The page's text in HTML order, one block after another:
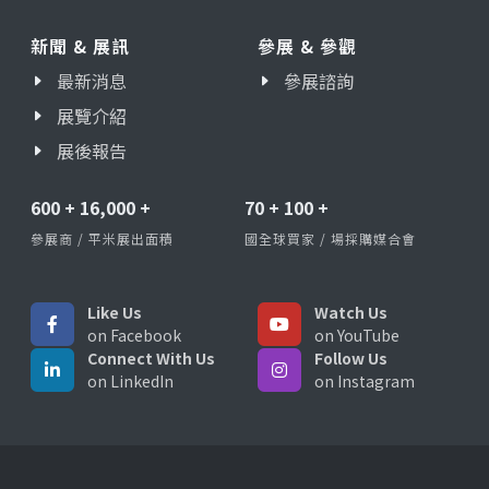
新聞 & 展訊
最新消息
展覽介紹
展後報告
參展 & 參觀
參展諮詢
600 + 16,000 +
參展商 / 平米展出面積
70 + 100 +
國全球買家 / 場採購媒合會
Like Us
on Facebook
Watch Us
on YouTube
Connect With Us
on LinkedIn
Follow Us
on Instagram